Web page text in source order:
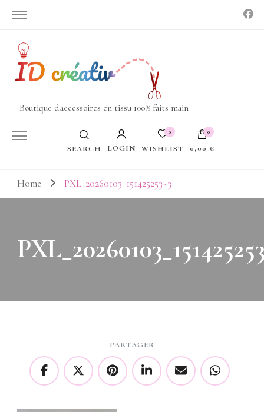
Boutique d'accessoires en tissu 100% faits main
SEARCH LOGIN
0
WISHLIST
0
0,00 €
Votre panier est vide.
Home PXL_20260103_151425253~3
PARTAGER